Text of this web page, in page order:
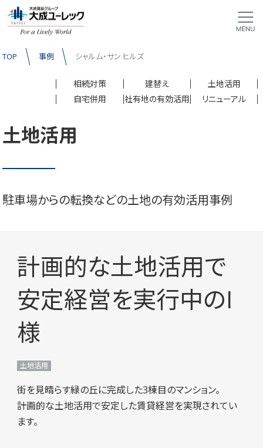
TOP 事例 シャルム・サン ヒルズ
相続対策 建替え
土地活用
自宅併用
社有地の有効活用 リニューアル
土地活用
駐車場からの転換などの土地の有効活用事例
計画的な土地活用で
安定経営を実行中のI
様
土地活用
街を見晴らす緑の丘に完成した3棟目のマンション。
計画的な土地活用で安定した賃貸経営を実現されてい
ます。